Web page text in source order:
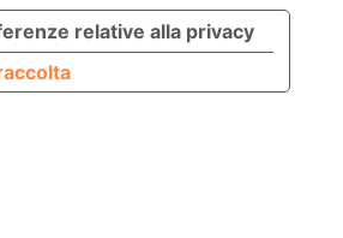
relative alla privacy